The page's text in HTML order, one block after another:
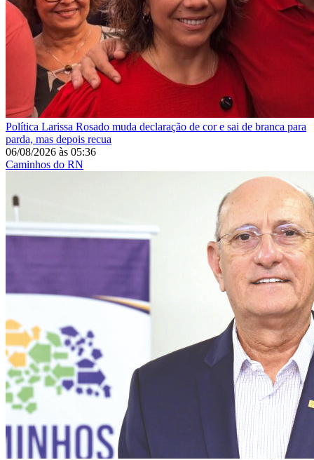
Política Larissa Rosado muda declaração de cor e sai de branca para
parda, mas depois recua
06/08/2026 às 05:36
Caminhos do RN